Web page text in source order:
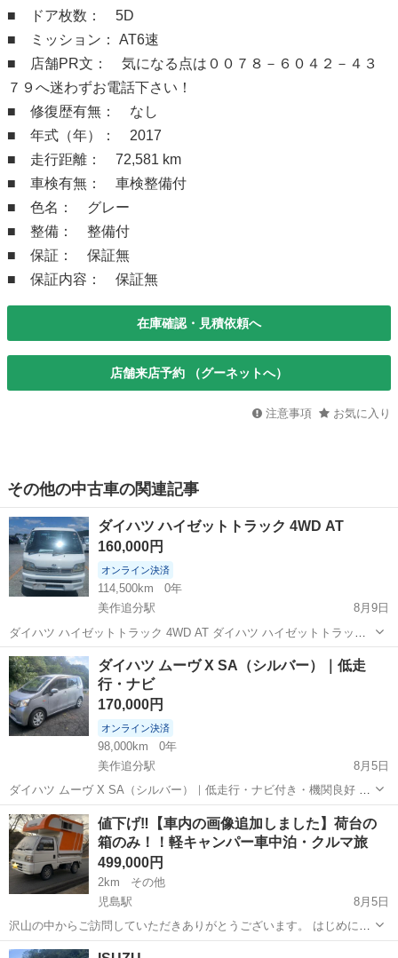
■ ドア枚数： 5D
■ ミッション： AT6速
■ 店舗PR文： 気になる点は００７８－６０４２－４３
７９へ迷わずお電話下さい！
■ 修復歴有無： なし
■ 年式（年）： 2017
■ 走行距離： 72,581 km
■ 車検有無： 車検整備付
■ 色名： グレー
■ 整備： 整備付
■ 保証： 保証無
■ 保証内容： 保証無
在庫確認・見積依頼へ
店舗来店予約 （グーネットへ）
注意事項 お気に入り
その他の中古車の関連記事
ダイハツ ハイゼットトラック 4WD AT
160,000円
オンライン決済
114,500km
0年
美作追分駅
8月9日
ダイハツ ハイゼットトラック 4WD AT ダイハツ ハイゼットトラック
4WD オートマチック（AT） 走行距離：約114,500km 白色 荷台シート
付き エンジン始動・走行良好 内装は年式相応で比較的きれいです 外
装に...
岡山 苫田郡 美作追分駅 その他
ダイハツ ムーヴ X SA（シルバー）｜低走
行・ナビ
170,000円
オンライン決済
98,000km
0年
美作追分駅
8月5日
ダイハツ ムーヴ X SA（シルバー）｜低走行・ナビ付き・機関良好 ダ
イハツ ムーヴの出品です。 年式：平成26年（2014年） 走行距離：約
98,000km オートマ（AT） 2WD カラー：シルバー ナビ付き エアコン
正...
岡山 苫田郡 美作追分駅 その他 エンジン
値下げ‼️【車内の画像追加しました】荷台の
箱のみ！！軽キャンパー車中泊・クルマ旅
499,000円
2km
その他
児島駅
8月5日
沢山の中からご訪問していただきありがとうございます。 はじめに、
プロフィールを全く読まずに定型文を送ってこられる方がとても多い
岡山 倉敷市